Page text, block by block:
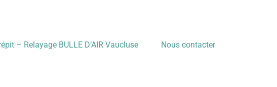
– Relayage BULLE D’AIR Vaucluse Nous contacter